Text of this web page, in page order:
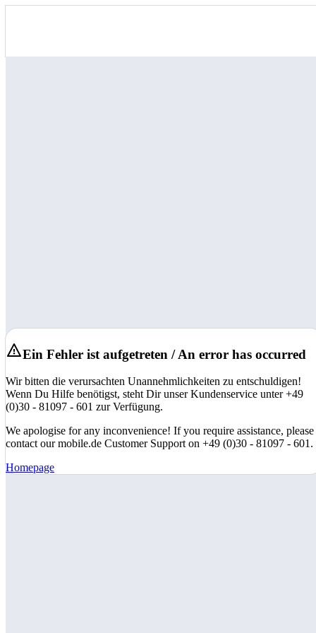
Ein Fehler ist aufgetreten / An error has occurred
Wir bitten die verursachten Unannehmlichkeiten zu entschuldigen!
Wenn Du Hilfe benötigst, steht Dir unser Kundenservice unter +49
(0)30 - 81097 - 601 zur Verfügung.
We apologise for any inconvenience! If you require assistance, please
contact our mobile.de Customer Support on +49 (0)30 - 81097 - 601.
Homepage